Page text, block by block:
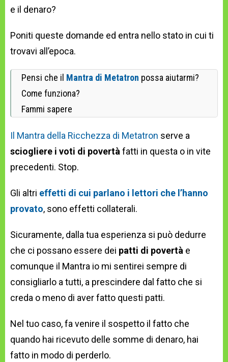
e il denaro?
Poniti queste domande ed entra nello stato in cui ti
trovavi all’epoca.
Pensi che il Mantra di Metatron possa aiutarmi?
Come funziona?
Fammi sapere
Il Mantra della Ricchezza di Metatron serve a
sciogliere i voti di povertà fatti in questa o in vite
precedenti. Stop.
Gli altri effetti di cui parlano i lettori che l’hanno
provato, sono effetti collaterali.
Sicuramente, dalla tua esperienza si può dedurre
che ci possano essere dei patti di povertà e
comunque il Mantra io mi sentirei sempre di
consigliarlo a tutti, a prescindere dal fatto che si
creda o meno di aver fatto questi patti.
Nel tuo caso, fa venire il sospetto il fatto che
quando hai ricevuto delle somme di denaro, hai
fatto in modo di perderlo.